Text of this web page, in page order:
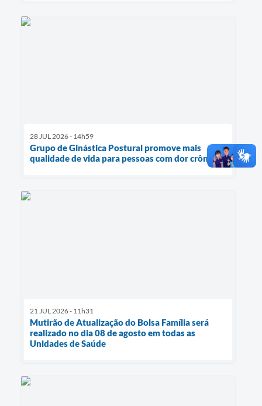
28 JUL 2026 - 14h59
Grupo de Ginástica Postural promove mais
qualidade de vida para pessoas com dor crônica
21 JUL 2026 - 11h31
Mutirão de Atualização do Bolsa Família será
realizado no dia 08 de agosto em todas as
Unidades de Saúde